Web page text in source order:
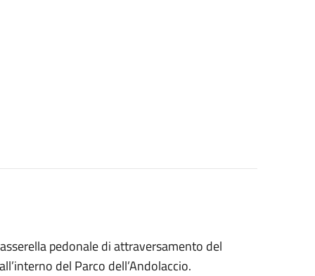
pedonale di attraversamento del
del Parco dell’Andolaccio.